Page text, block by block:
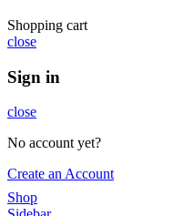
Shopping cart
close
Sign in
close
No account yet?
Create an Account
Shop